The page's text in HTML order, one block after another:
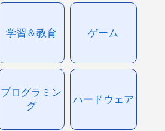
学習＆教育 ゲーム
プログラミン
グ
ハードウェア